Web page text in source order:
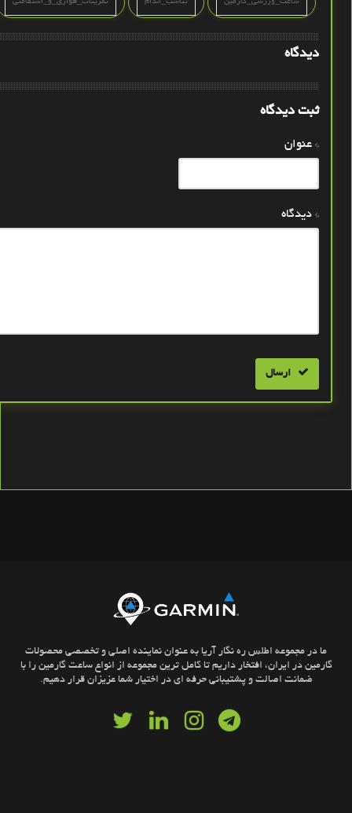
ساعت_ورزشی_گارمین تناسب_اندام تمرینات_هوازی_و_استقامتی
دیدگاه
ثبت دیدگاه
* عنوان
* دیدگاه
ارسال
ما در مجموعه اطلس ره نگار آریا به عنوان نماینده اصلی و تخصصی محصولات
گارمین در ایران، افتخار داریم تا کامل ترین مجموعه از انواع ساعت گارمین را با
ضمانت اصالت و پشتیبانی حرفه ای در اختیار شما عزیزان قرار دهیم.